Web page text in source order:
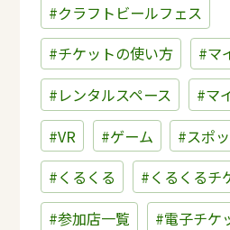
#クラフトビールフェス
#チケットの使い方
#マ
#レンタルスペース
#マ
#VR
#ゲーム #スポ
#くるくる
#くるくるチ
#参加店一覧
#電子チケ